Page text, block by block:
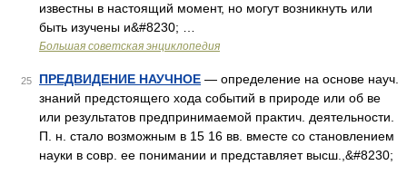
известны в настоящий момент, но могут возникнуть или
быть изучены и&#8230; …
Большая советская энциклопедия
25 ПРЕДВИДЕНИЕ НАУЧНОЕ — определение на основе науч.
знаний предстоящего хода событий в природе или об ве
или результатов предпринимаемой практич. деятельности.
П. н. стало возможным в 15 16 вв. вместе со становлением
науки в совр. ее понимании и представляет высш.,&#8230;